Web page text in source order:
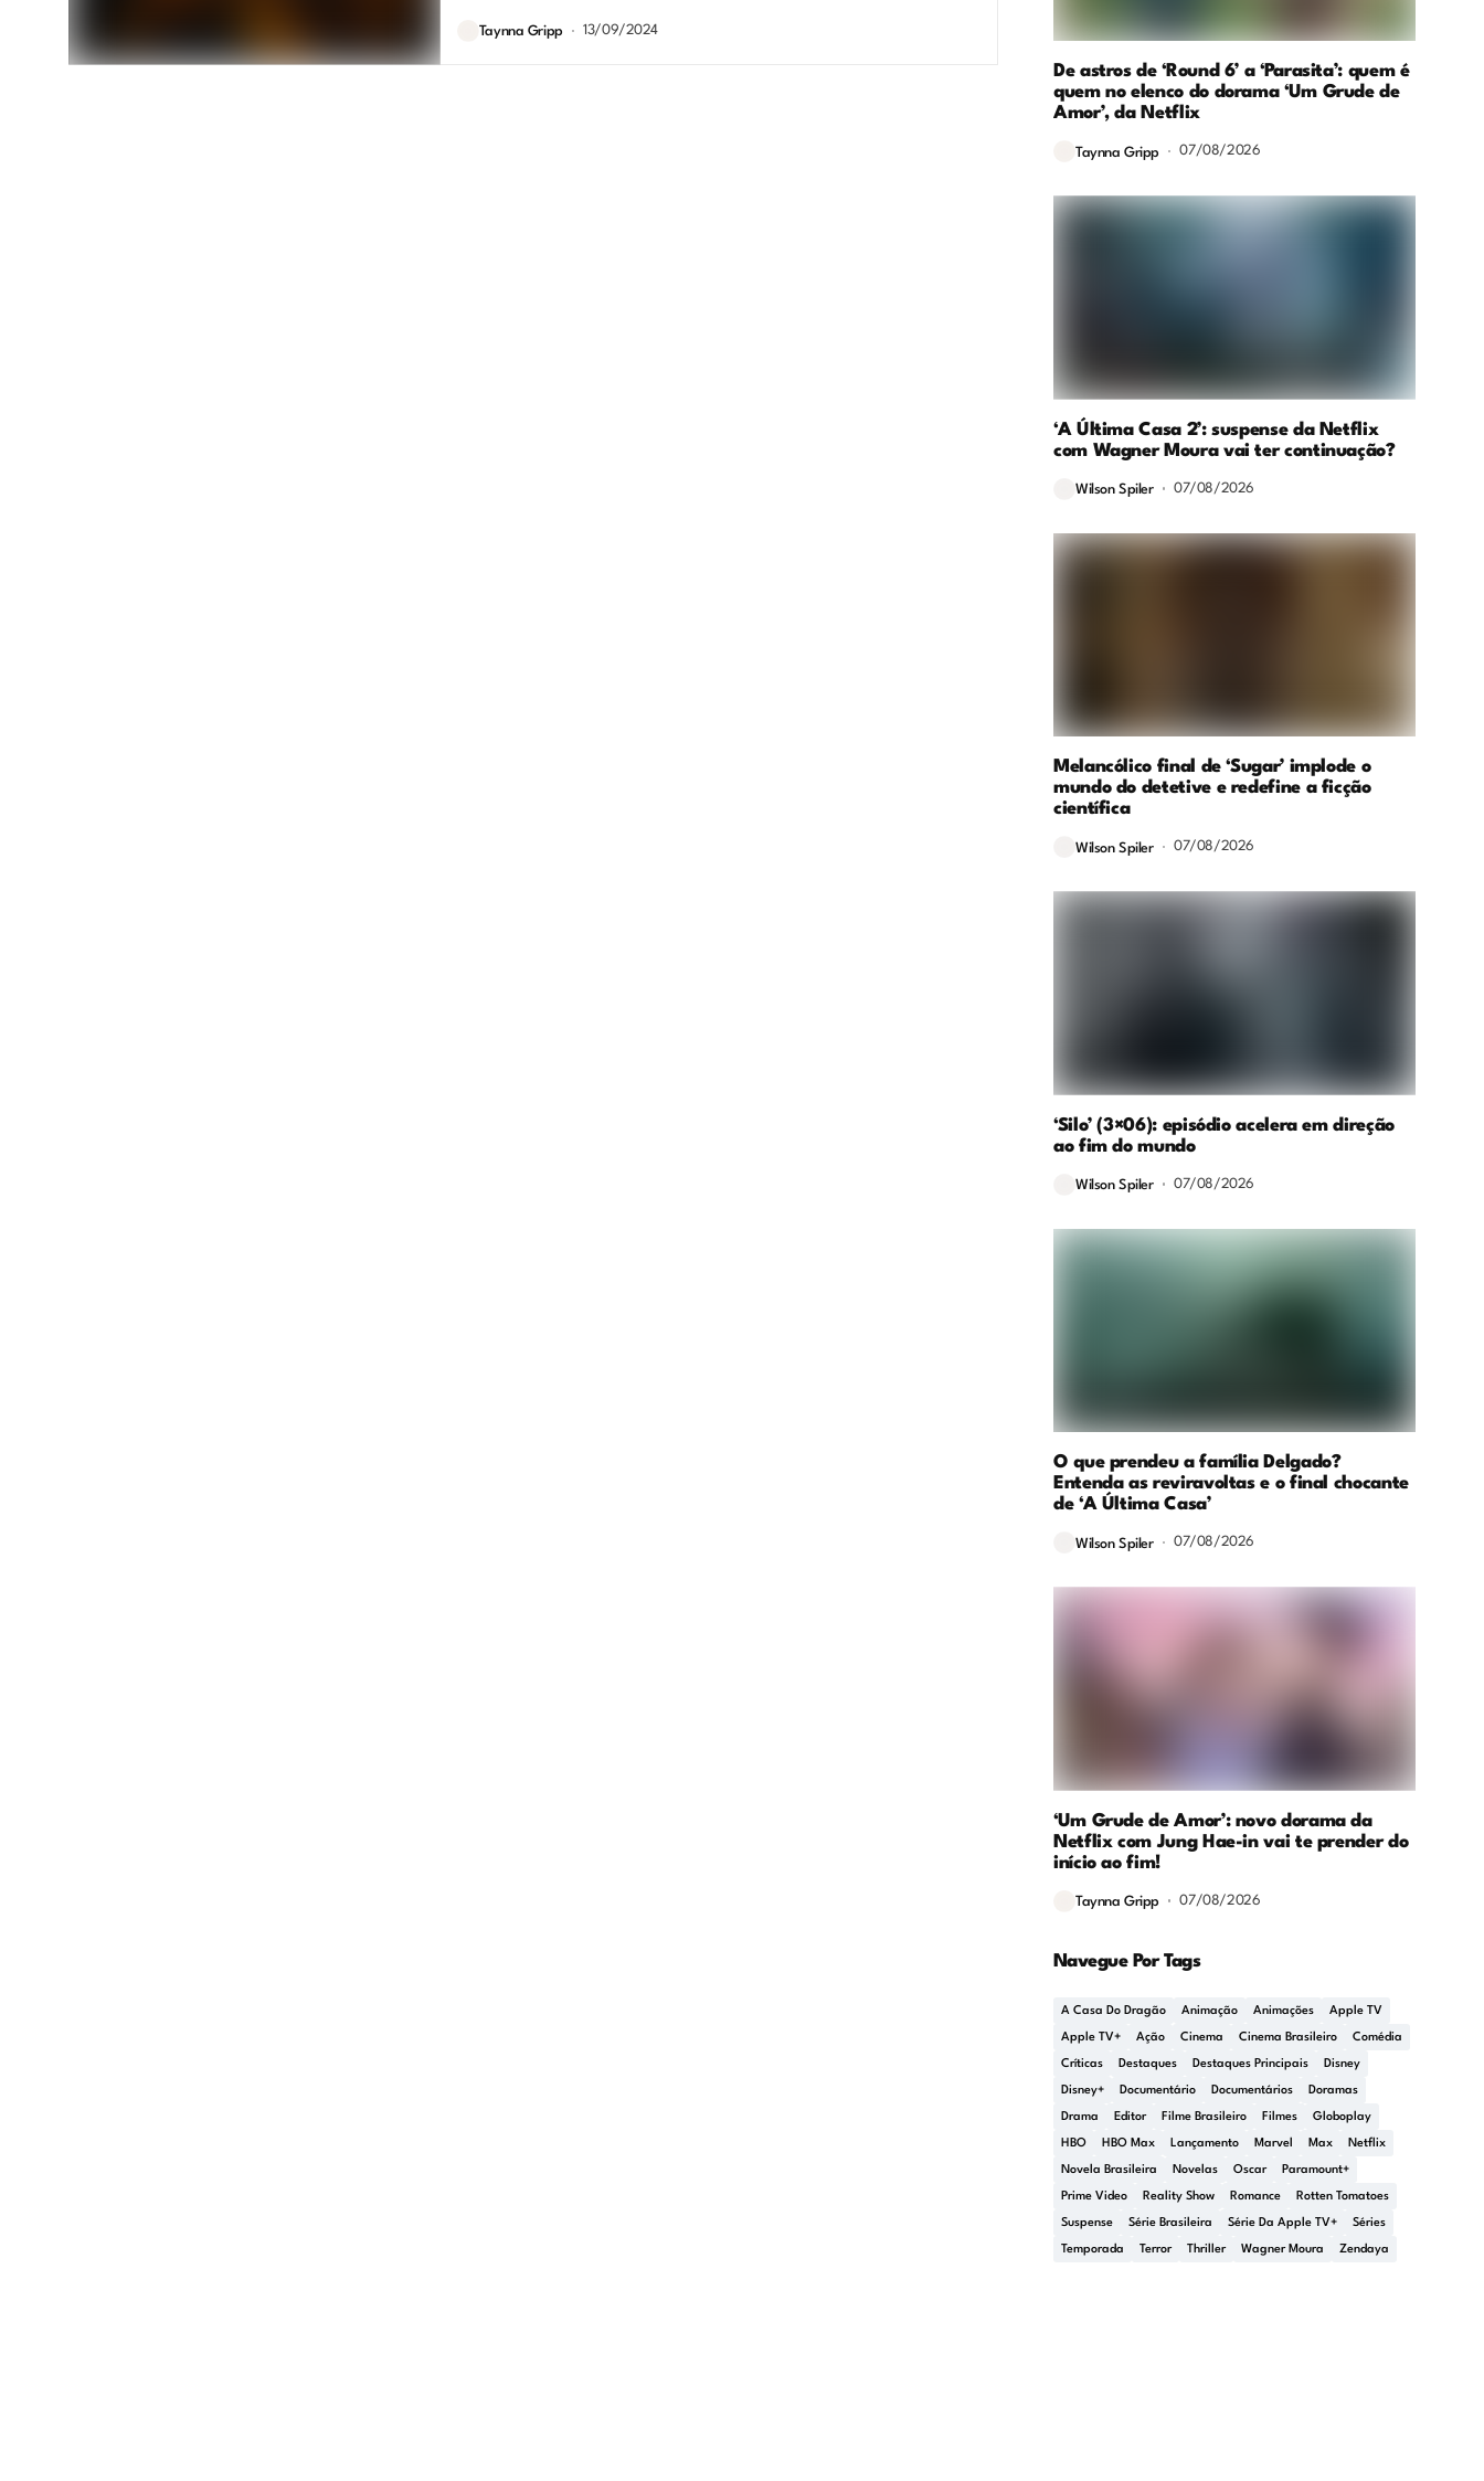
Taynna Gripp 13/09/2024
De astros de ‘Round 6’ a ‘Parasita’: quem é
quem no elenco do dorama ‘Um Grude de
Amor’, da Netflix
Taynna Gripp 07/08/2026
‘A Última Casa 2’: suspense da Netflix
com Wagner Moura vai ter continuação?
Wilson Spiler 07/08/2026
Melancólico final de ‘Sugar’ implode o
mundo do detetive e redefine a ficção
científica
Wilson Spiler 07/08/2026
‘Silo’ (3×06): episódio acelera em direção
ao fim do mundo
Wilson Spiler 07/08/2026
O que prendeu a família Delgado?
Entenda as reviravoltas e o final chocante
de ‘A Última Casa’
Wilson Spiler 07/08/2026
‘Um Grude de Amor’: novo dorama da
Netflix com Jung Hae-in vai te prender do
início ao fim!
Taynna Gripp 07/08/2026
Navegue Por Tags
A Casa Do Dragão Animação Animações Apple TV
Apple TV+ Ação Cinema Cinema Brasileiro Comédia
Críticas Destaques Destaques Principais Disney
Disney+ Documentário Documentários Doramas
Drama Editor Filme Brasileiro Filmes Globoplay
HBO HBO Max Lançamento Marvel Max Netflix
Novela Brasileira Novelas Oscar Paramount+
Prime Video Reality Show Romance Rotten Tomatoes
Suspense Série Brasileira Série Da Apple TV+ Séries
Temporada Terror Thriller Wagner Moura Zendaya